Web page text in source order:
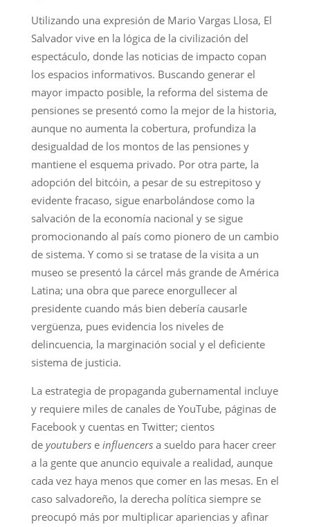
Utilizando una expresión de Mario Vargas Llosa, El
Salvador vive en la lógica de la civilización del
espectáculo, donde las noticias de impacto copan
los espacios informativos. Buscando generar el
mayor impacto posible, la reforma del sistema de
pensiones se presentó como la mejor de la historia,
aunque no aumenta la cobertura, profundiza la
desigualdad de los montos de las pensiones y
mantiene el esquema privado. Por otra parte, la
adopción del bitcóin, a pesar de su estrepitoso y
evidente fracaso, sigue enarbolándose como la
salvación de la economía nacional y se sigue
promocionando al país como pionero de un cambio
de sistema. Y como si se tratase de la visita a un
museo se presentó la cárcel más grande de América
Latina; una obra que parece enorgullecer al
presidente cuando más bien debería causarle
vergüenza, pues evidencia los niveles de
delincuencia, la marginación social y el deficiente
sistema de justicia.
La estrategia de propaganda gubernamental incluye
y requiere miles de canales de YouTube, páginas de
Facebook y cuentas en Twitter; cientos
de youtuberse influencersa sueldo para hacer creer
a la gente que anuncio equivale a realidad, aunque
cada vez haya menos que comer en las mesas. En el
caso salvadoreño, la derecha política siempre se
preocupó más por multiplicar apariencias y afinar